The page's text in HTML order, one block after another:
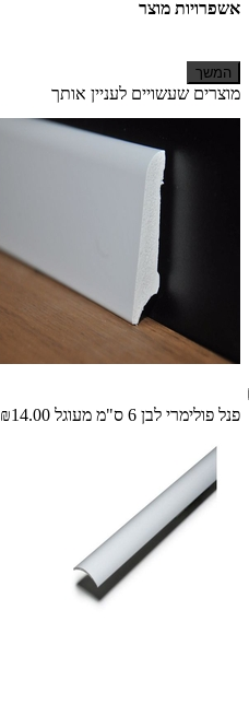
אשפרויות מוצר
המשך
מוצרים שעשויים לעניין אותך
פנל פולימרי לבן 6 ס"מ מעוגל ₪14.00